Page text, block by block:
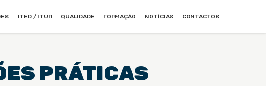
ITED / ITUR QUALIDADE FORMAÇÃO NOTÍCIAS CONTACTOS
PRÁTICAS